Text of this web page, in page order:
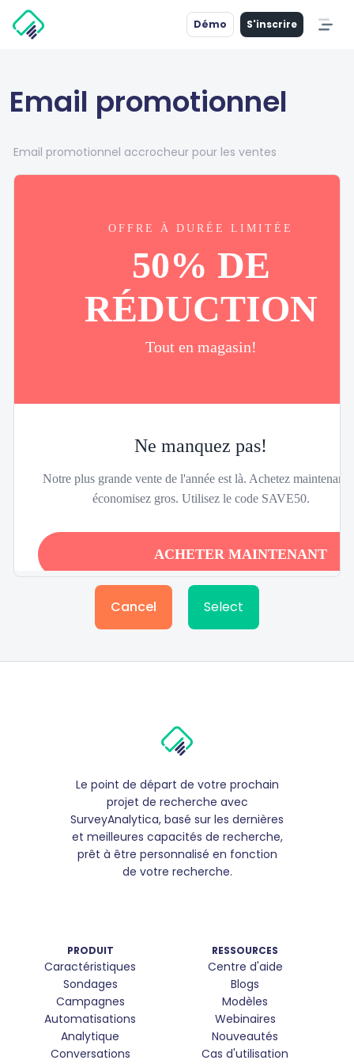
Démo S'inscrire
Email promotionnel
Email promotionnel accrocheur pour les ventes
Cancel Select
Le point de départ de votre prochain
projet de recherche avec
SurveyAnalytica, basé sur les dernières
et meilleures capacités de recherche,
prêt à être personnalisé en fonction
de votre recherche.
PRODUIT
Caractéristiques
Sondages
Campagnes
Automatisations
Analytique
Conversations
RESSOURCES
Centre d'aide
Blogs
Modèles
Webinaires
Nouveautés
Cas d'utilisation